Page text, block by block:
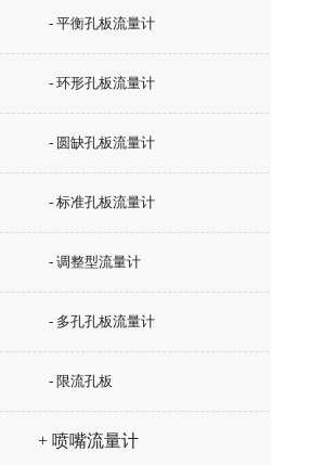
- 平衡孔板流量计
- 环形孔板流量计
- 圆缺孔板流量计
- 标准孔板流量计
- 调整型流量计
- 多孔孔板流量计
- 限流孔板
+ 喷嘴流量计